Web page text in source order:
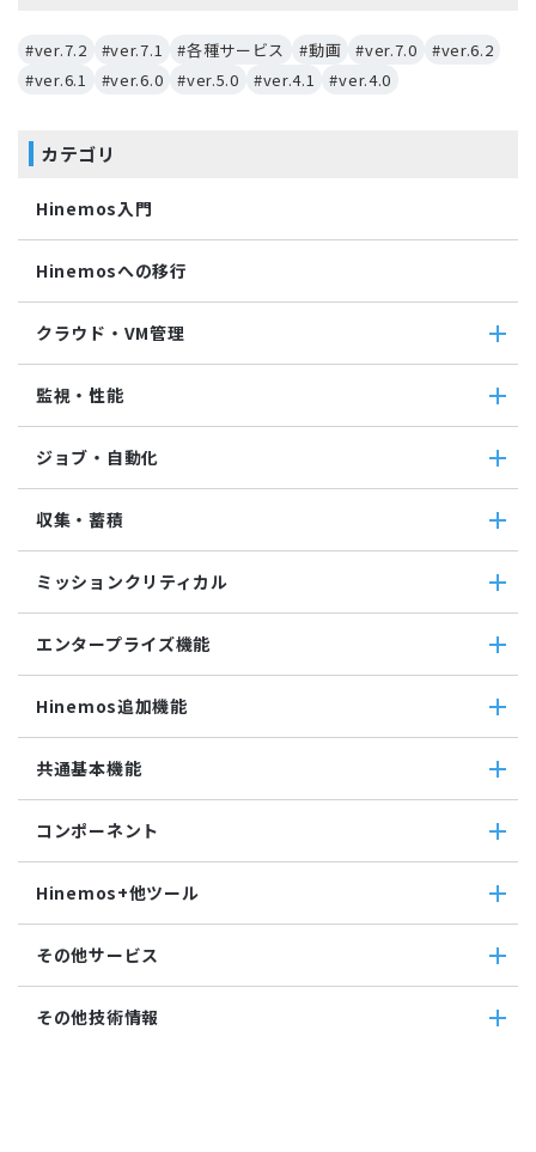
#ver.7.2 #ver.7.1 #各種サービス #動画 #ver.7.0
#ver.6.2
#ver.6.1
#ver.6.0 #ver.5.0 #ver.4.1 #ver.4.0
カテゴリ
Hinemos入門
Hinemosへの移行
クラウド・VM管理
クラウド・VM共通
クラウド管理機能(AWS)
VM管理機能
監視・性能
パケットキャプチャ監視
カスタムトラップ監視
カスタム監視
バイナリファイル監視
収集値統合監視
ログ件数監視
システムログ監視
JMX監視
SQL監視
SNMPTRAP監視
SNMP監視
HTTPシナリオ監視
Windowsイベント監視
サービス・ポート監視
リソース監視
プロセス監視
ジョブ・自動化
ジョブ機能全般について
コマンドジョブ
ファイル転送ジョブ
参照ジョブ
環境構築機能
実行契機
ジョブ連携送信ジョブ
ファイルチェックジョブ
監視ジョブ
承認ジョブ
収集・蓄積
転送
ダウンロード
検索
蓄積
収集
ミッションクリティカル
ミッションクリティカル（Linux）
ミッションクリティカル（Windows）
エンタープライズ機能
インシデント管理連携ツール
Grafana
ユーティリティ機能
レポーティング
ノードマップ
Hinemos追加機能
Hinemosインシデントダッシュボード
メッセージフィルタ
Hinemosセキュリティオプション
共通基本機能
セルフチェック
メンテナンス
通知
アカウント
カレンダ
コンポーネント
Hinemosエージェント
Hinemosクライアント
Hinemosマネージャ
Hinemos+他ツール
google apps
teams
slack
その他サービス
CloudGate UNO
その他技術情報